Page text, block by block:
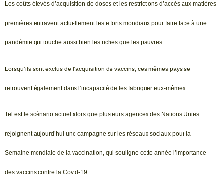
Les coûts élevés d’acquisition de doses et les restrictions d’accès aux matières
premières entravent actuellement les efforts mondiaux pour faire face à une
pandémie qui touche aussi bien les riches que les pauvres.
Lorsqu’ils sont exclus de l’acquisition de vaccins, ces mêmes pays se
retrouvent également dans l’incapacité de les fabriquer eux-mêmes.
Tel est le scénario actuel alors que plusieurs agences des Nations Unies
rejoignent aujourd’hui une campagne sur les réseaux sociaux pour la
Semaine mondiale de la vaccination, qui souligne cette année l’importance
des vaccins contre la Covid-19.